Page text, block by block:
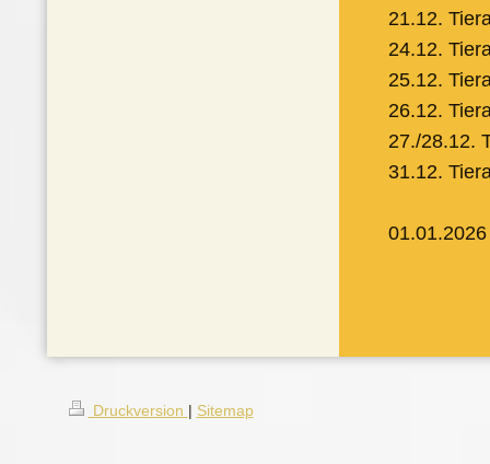
21.12.
24.12.
25.12.
26.12.
27./28.12.
31.12.
Druckversion | Sitemap